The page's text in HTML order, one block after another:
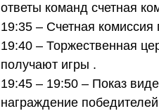
ответы команд счетная
19:35 – Счетная комиссия
19:40 – Торжественная
получают игры .
19:45 – 19:50 – Показ
награждение